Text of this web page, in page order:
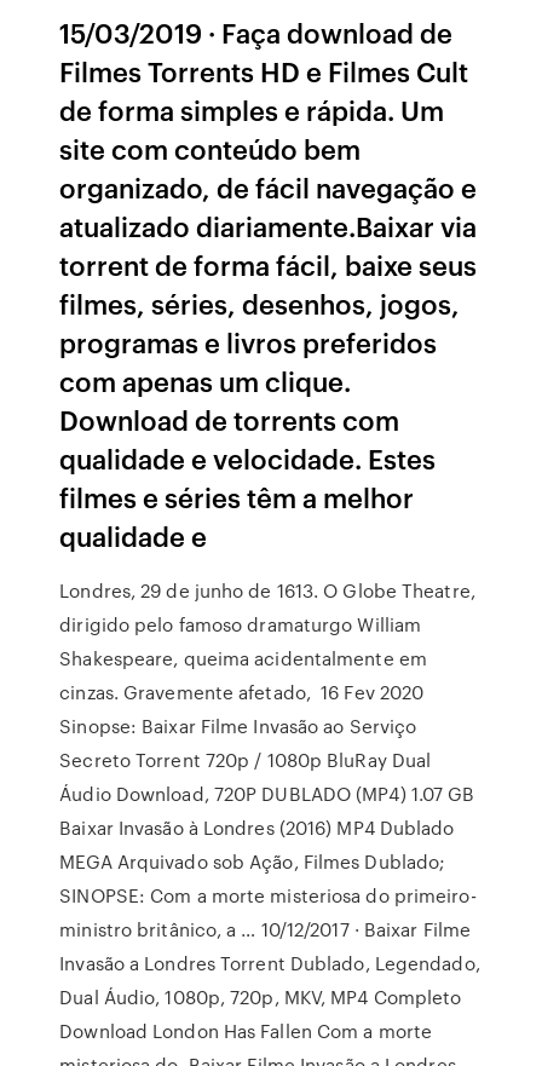
15/03/2019 · Faça download de
Filmes Torrents HD e Filmes Cult
de forma simples e rápida. Um
site com conteúdo bem
organizado, de fácil navegação e
atualizado diariamente.Baixar via
torrent de forma fácil, baixe seus
filmes, séries, desenhos, jogos,
programas e livros preferidos
com apenas um clique.
Download de torrents com
qualidade e velocidade. Estes
filmes e séries têm a melhor
qualidade e
Londres, 29 de junho de 1613. O Globe Theatre,
dirigido pelo famoso dramaturgo William
Shakespeare, queima acidentalmente em
cinzas. Gravemente afetado, 16 Fev 2020
Sinopse: Baixar Filme Invasão ao Serviço
Secreto Torrent 720p / 1080p BluRay Dual
Áudio Download, 720P DUBLADO (MP4) 1.07 GB
Baixar Invasão à Londres (2016) MP4 Dublado
MEGA Arquivado sob Ação, Filmes Dublado;
SINOPSE: Com a morte misteriosa do primeiro-
ministro britânico, a … 10/12/2017 · Baixar Filme
Invasão a Londres Torrent Dublado, Legendado,
Dual Áudio, 1080p, 720p, MKV, MP4 Completo
Download London Has Fallen Com a morte